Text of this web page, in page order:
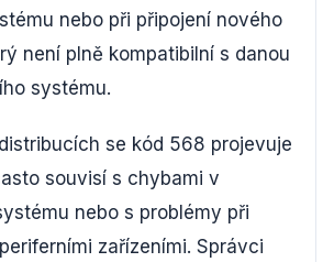
nebo při připojení nového
není plně kompatibilní s danou
systému.
se kód 568 projevuje
souvisí s chybami v
nebo s problémy při
zařízeními. Správci